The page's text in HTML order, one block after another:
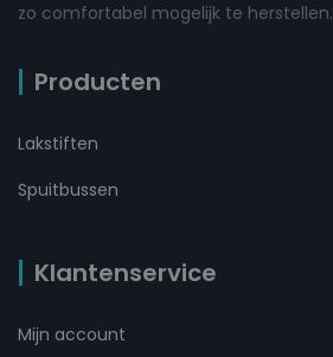
zo comfortabel mogelijk te herstellen.
Producten
Lakstiften
Spuitbussen
Klantenservice
Mijn account